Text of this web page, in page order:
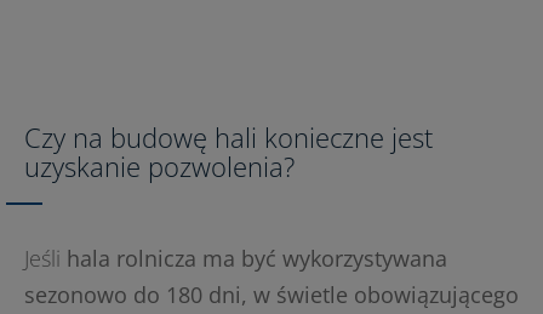
Czy na budowę hali konieczne jest
uzyskanie pozwolenia?
Jeśli hala rolnicza ma być wykorzystywana
sezonowo do 180 dni, w świetle obowiązującego